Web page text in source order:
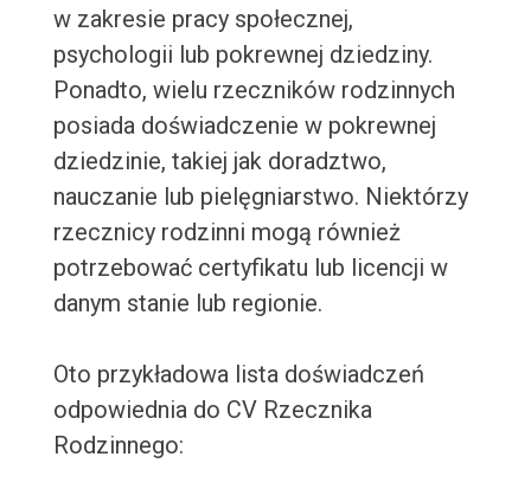
w zakresie pracy społecznej,
psychologii lub pokrewnej dziedziny.
Ponadto, wielu rzeczników rodzinnych
posiada doświadczenie w pokrewnej
dziedzinie, takiej jak doradztwo,
nauczanie lub pielęgniarstwo. Niektórzy
rzecznicy rodzinni mogą również
potrzebować certyfikatu lub licencji w
danym stanie lub regionie.
Oto przykładowa lista doświadczeń
odpowiednia do CV Rzecznika
Rodzinnego: